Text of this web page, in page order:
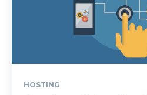
HOSTING